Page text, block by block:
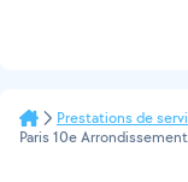
Prestations de
Paris 10e Arrondissement